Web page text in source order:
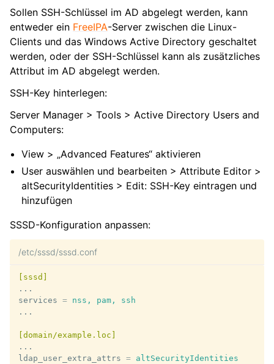
Sollen SSH-Schlüssel im AD abgelegt werden, kann
entweder ein FreeIPA-Server zwischen die Linux-
Clients und das Windows Active Directory geschaltet
werden, oder der SSH-Schlüssel kann als zusätzliches
Attribut im AD abgelegt werden.
SSH-Key hinterlegen:
Server Manager > Tools > Active Directory Users and
Computers:
View > „Advanced Features“ aktivieren
User auswählen und bearbeiten > Attribute Editor >
altSecurityIdentities > Edit: SSH-Key eintragen und
hinzufügen
SSSD-Konfiguration anpassen:
/etc/sssd/sssd.conf
[sssd]
...
services = nss, pam, ssh
...
[domain/example.loc]
...
ldap_user_extra_attrs = altSecurityIdentities